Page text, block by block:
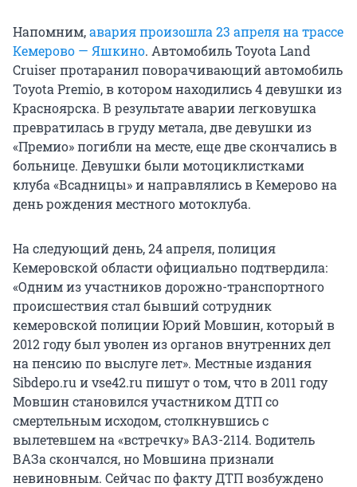
Напомним,авария произошла 23 апреля на трассе
Кемерово — Яшкино. Автомобиль Toyota Land
Cruiser протаранил поворачивающий автомобиль
Toyota Premio, в котором находились 4 девушки из
Красноярска. В результате аварии легковушка
превратилась в груду метала, две девушки из
«Премио» погибли на месте, еще две скончались в
больнице. Девушки были мотоциклистками
клуба «Всадницы» и направлялись в Кемерово на
день рождения местного мотоклуба.
На следующий день, 24 апреля, полиция
Кемеровской области официально подтвердила:
«Одним из участников дорожно-транспортного
происшествия стал бывший сотрудник
кемеровской полиции Юрий Мовшин, который в
2012 году был уволен из органов внутренних дел
на пенсию по выслуге лет». Местные издания
Sibdepo.ru и vse42.ru пишут о том, что в 2011 году
Мовшин становился участником ДТП со
смертельным исходом, столкнувшись с
вылетевшем на «встречку» ВАЗ-2114. Водитель
ВАЗа скончался, но Мовшина признали
невиновным. Сейчас по факту ДТП возбуждено